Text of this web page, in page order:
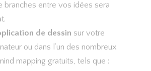
branches entre vos idées sera
de dessin sur votre
ou dans l’un des nombreux
mapping gratuits, tels que :